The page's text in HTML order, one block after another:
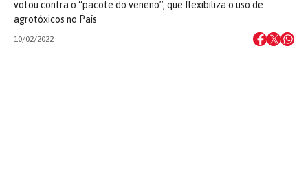
votou contra o “pacote do veneno”, que flexibiliza o uso de
agrotóxicos no País
10/02/2022